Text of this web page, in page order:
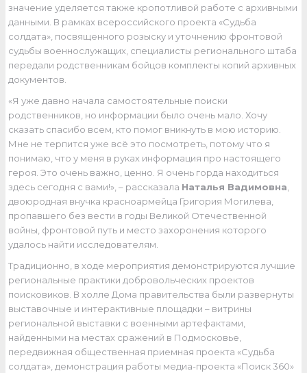
значение уделяется также кропотливой работе с архивными
данными. В рамках всероссийского проекта «Судьба
солдата», посвященного розыску и уточнению фронтовой
судьбы военнослужащих, специалисты регионального штаба
передали родственникам бойцов комплекты копий архивных
документов.
«Я уже давно начала самостоятельные поиски
родственников, но информации было очень мало. Хочу
сказать спасибо всем, кто помог вникнуть в мою историю.
Мне не терпится уже всё это посмотреть, потому что я
понимаю, что у меня в руках информация про настоящего
героя. Это очень важно, ценно. Я очень горда находиться
здесь сегодня с вами!», – рассказала Наталья Вадимовна
двоюродная внучка красноармейца Григория Могилева,
пропавшего без вести в годы Великой Отечественной
войны, фронтовой путь и место захоронения которого
удалось найти исследователям.
Традиционно, в ходе мероприятия демонстрируются лучшие
региональные практики добровольческих проектов
поисковиков. В холле Дома правительства были развернуты
выставочные и интерактивные площадки – витрины
региональной выставки с военными артефактами,
найденными на местах сражений в Подмосковье,
передвижная общественная приемная проекта «Судьба
солдата», демонстрация работы медиа-проекта «Поиск 360»